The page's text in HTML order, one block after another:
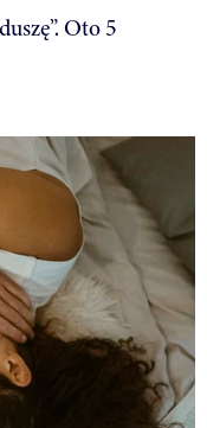
Oto 5